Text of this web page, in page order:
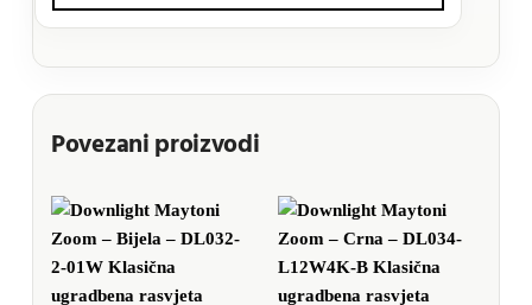
Povezani proizvodi